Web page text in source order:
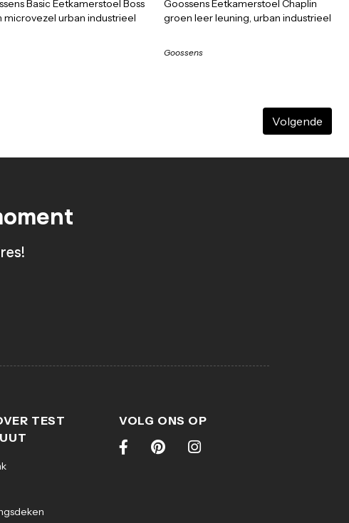
Basic Eetkamerstoel Boss
microvezel urban industrieel
Goossens Eetkamerstoel Chaplin
groen leer leuning, urban industrieel
Goossens
Volgende
TEST
VOLG ONS OP